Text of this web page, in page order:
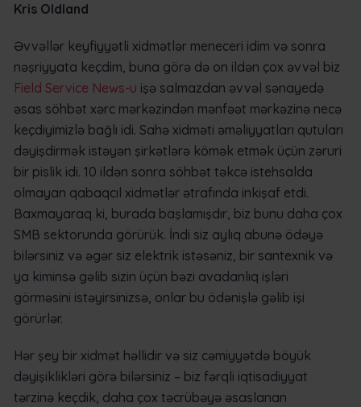
Kris Oldland
Əvvəllər keyfiyyətli xidmətlər meneceri idim və sonra
nəşriyyata keçdim, buna görə də on ildən çox əvvəl biz
Field Service News-u işə salmazdan əvvəl sənayedə
əsas söhbət xərc mərkəzindən mənfəət mərkəzinə necə
keçdiyimizlə bağlı idi. Sahə xidməti əməliyyatları qutuları
dəyişdirmək istəyən şirkətlərə kömək etmək üçün zəruri
bir pislik idi. 10 ildən sonra söhbət təkcə istehsalda
olmayan qabaqcıl xidmətlər ətrafında inkişaf etdi.
Baxmayaraq ki, burada başlamışdır, biz bunu daha çox
SMB sektorunda görürük. İndi siz aylıq abunə ödəyə
bilərsiniz və əgər siz elektrik istəsəniz, bir santexnik və
ya kiminsə gəlib sizin üçün bəzi avadanlıq işləri
görməsini istəyirsinizsə, onlar bu ödənişlə gəlib işi
görürlər.
Hər şey bir xidmət həllidir və siz cəmiyyətdə böyük
dəyişiklikləri görə bilərsiniz – biz fərqli iqtisadiyyat
tərzinə keçdik, daha çox təcrübəyə əsaslanan